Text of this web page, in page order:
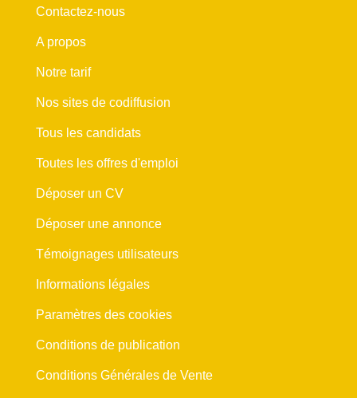
Contactez-nous
A propos
Notre tarif
Nos sites de codiffusion
Tous les candidats
Toutes les offres d'emploi
Déposer un CV
Déposer une annonce
Témoignages utilisateurs
Informations légales
Paramètres des cookies
Conditions de publication
Conditions Générales de Vente